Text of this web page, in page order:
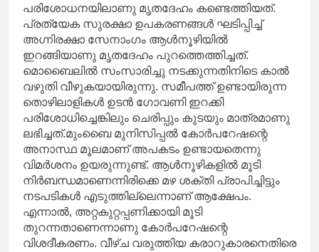
പരിശോധനയിലാണു മൃതദേഹം കണ്ടെത്തിയത്.
പ്രത്യേക സുരക്ഷാ ഉപകരണങ്ങൾ ഘടിപ്പിച്ച്
അഗ്നിരക്ഷാ സേനാംഗം ആൾനൂഴിയിൽ
ഇറങ്ങിയാണു മൃതദേഹം പുറത്തെത്തിച്ചത്.
മൊബൈലിൽ സംസാരിച്ചു നടക്കുന്നതിനിടെ കാൽ
വഴുതി വീഴുകയായിരുന്നു. സമീപത്ത് ഉണ്ടായിരുന്ന
തൊഴിലാളികൾ ഉടൻ ഗോവണി ഇറക്കി
പരിശോധിച്ചെങ്കിലും ചെരിപ്പും കുടയും മാത്രമാണു
ലഭിച്ചത്.മുംബൈ മുനിസിപ്പൽ കോർപറേഷന്റെ
അനാസ്ഥ മൂലമാണ് അപകടം ഉണ്ടായതെന്നു
വിമർശനം ഉയരുന്നുണ്ട്. ആൾനൂഴികളിൽ മൂടി
നിർബന്ധമാണെന്നിരിക്കെ മഴ ശക്തി പ്രാപിച്ചിട്ടും
നടപടികൾ എടുത്തില്ലെന്നാണ് ആക്ഷേപം.
എന്നാൽ, അറ്റകുറ്റപ്പണിക്കായി മൂടി
തുറന്നതാണെന്നാണു കോർപറേഷന്റെ
വിശദീകരണം. വീഴ്ച വരുത്തിയ കരാറുകാരനെതിരെ